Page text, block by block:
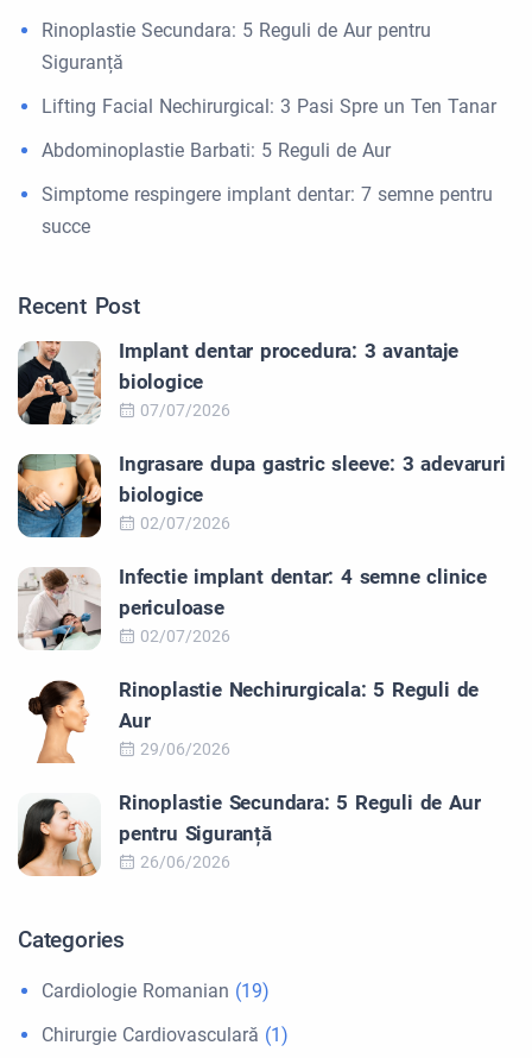
Rinoplastie Secundara: 5 Reguli de Aur pentru
Siguranță
Lifting Facial Nechirurgical: 3 Pasi Spre un Ten Tanar
Abdominoplastie Barbati: 5 Reguli de Aur
Simptome respingere implant dentar: 7 semne pentru
succe
Recent Post
Implant dentar procedura: 3 avantaje
biologice
07/07/2026
Ingrasare dupa gastric sleeve: 3 adevaruri
biologice
02/07/2026
Infectie implant dentar: 4 semne clinice
periculoase
02/07/2026
Rinoplastie Nechirurgicala: 5 Reguli de
Aur
29/06/2026
Rinoplastie Secundara: 5 Reguli de Aur
pentru Siguranță
26/06/2026
Categories
Cardiologie Romanian (19)
Chirurgie Cardiovasculară (1)